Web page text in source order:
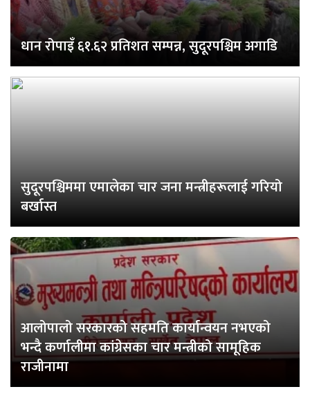
धान रोपाइँ ६१.६२ प्रतिशत सम्पन्न, सुदूरपश्चिम अगाडि
सुदूरपश्चिममा एमालेका चार जना मन्त्रीहरूलाई गरियो
बर्खास्त
आलोपालो सरकारको सहमति कार्यान्वयन नभएको
भन्दै कर्णालीमा कांग्रेसका चार मन्त्रीको सामूहिक
राजीनामा